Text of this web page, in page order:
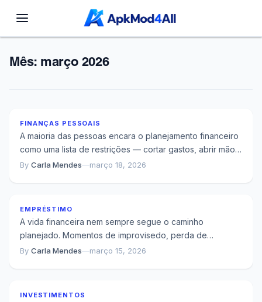
Mês: março 2026
FINANÇAS PESSOAIS
A maioria das pessoas encara o planejamento financeiro
como uma lista de restrições — cortar gastos, abrir mão
de prazeres, sacrificar o...
By Carla Mendes—março 18, 2026
Refinanciamento ou Consolidação de Dívidas:
EMPRÉSTIMO
A vida financeira nem sempre segue o caminho
planejado. Momentos de improvisedo, perda de
emprego, emergência médica ou simplesmente uma
By Carla Mendes—março 15, 2026
Por Que Investir Automaticamente a Partir de R$
INVESTIMENTOS